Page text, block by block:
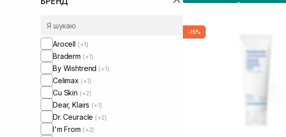
Arocell (+1)
Braderm (+1)
By Wishtrend (+1)
Celimax (+1)
Cu Skin (+2)
Dear, Klairs (+1)
Dr. Ceuracle (+2)
I'm From (+2)
-15%